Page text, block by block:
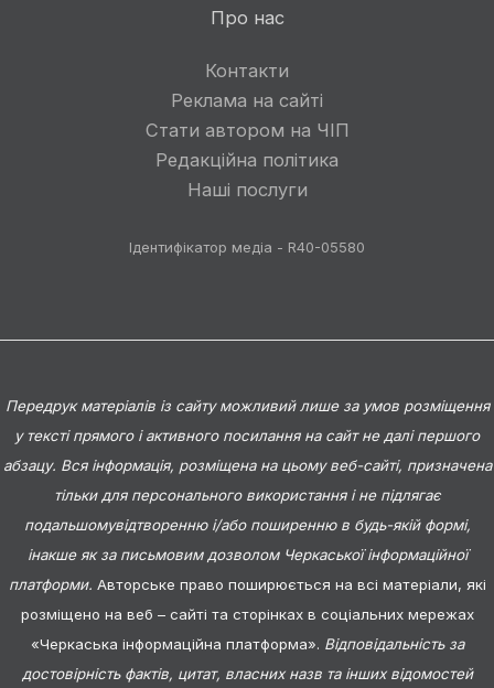
Про нас
Контакти
Реклама на сайті
Стати автором на ЧІП
Редакційна політика
Наші послуги
Ідентифікатор медіа - R40-05580
Передрук матеріалів із сайту можливий лише за умов розміщення
у тексті прямого і активного посилання на сайт не далі першого
абзацу. Вся інформація, розміщена на цьому веб-сайті, призначена
тільки для персонального використання і не підлягає
подальшомувідтворенню і/або поширенню в будь-якій формі,
інакше як за письмовим дозволом Черкаської інформаційної
платформи. Авторське право поширюється на всі матеріали, які
розміщено на веб – сайті та сторінках в соціальних мережах
«Черкаська інформаційна платформа». Відповідальність за
достовірність фактів, цитат, власних назв та інших відомостей